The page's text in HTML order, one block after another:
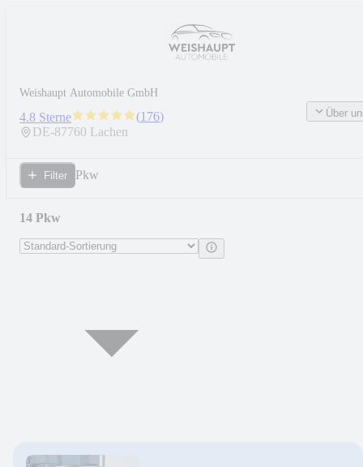
Weishaupt Automobile GmbH
4.8 Sterne (176)
DE-87760 Lachen
Über
Filter Pkw
14 Pkw